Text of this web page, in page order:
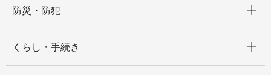
防災・防犯
くらし・手続き